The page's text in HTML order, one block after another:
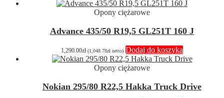
Opony ciężarowe
Advance 435/50 R19,5 GL251T 160 J
1,290.00zł (1,048.78zł netto) Dodaj do koszyka
Opony ciężarowe
Nokian 295/80 R22,5 Hakka Truck Drive